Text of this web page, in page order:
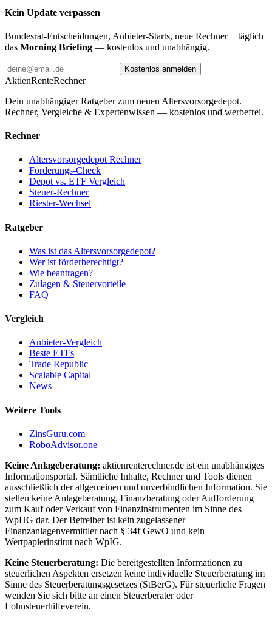
Kein Update verpassen
Bundesrat-Entscheidungen, Anbieter-Starts, neue Rechner + täglich
das Morning Briefing — kostenlos und unabhängig.
Kostenlos anmelden
AktienRenteRechner
Dein unabhängiger Ratgeber zum neuen Altersvorsorgedepot.
Rechner, Vergleiche & Expertenwissen — kostenlos und werbefrei.
Rechner
Altersvorsorgedepot Rechner
Förderungs-Check
Depot vs. ETF Vergleich
Steuer-Rechner
Riester-Wechsel
Ratgeber
Was ist das Altersvorsorgedepot?
Wer ist förderberechtigt?
Wie beantragen?
Zulagen & Steuervorteile
FAQ
Vergleich
Anbieter-Vergleich
Beste ETFs
Trade Republic
Scalable Capital
News
Weitere Tools
ZinsGuru.com
RoboAdvisor.one
Keine Anlageberatung: aktienrenterechner.de ist ein unabhängiges
Informationsportal. Sämtliche Inhalte, Rechner und Tools dienen
ausschließlich der allgemeinen und unverbindlichen Information. Sie
stellen keine Anlageberatung, Finanzberatung oder Aufforderung
zum Kauf oder Verkauf von Finanzinstrumenten im Sinne des
WpHG dar. Der Betreiber ist kein zugelassener
Finanzanlagenvermittler nach § 34f GewO und kein
Wertpapierinstitut nach WpIG.
Keine Steuerberatung: Die bereitgestellten Informationen zu
steuerlichen Aspekten ersetzen keine individuelle Steuerberatung im
Sinne des Steuerberatungsgesetzes (StBerG). Für steuerliche Fragen
wenden Sie sich bitte an einen Steuerberater oder
Lohnsteuerhilfeverein.